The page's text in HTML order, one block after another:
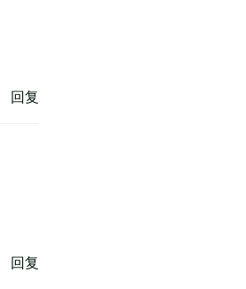
回复
回复